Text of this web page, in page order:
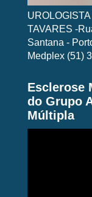
TAVARES -
Santana -
Medplex (51)
Esclerose
do Grupo
Múltipla